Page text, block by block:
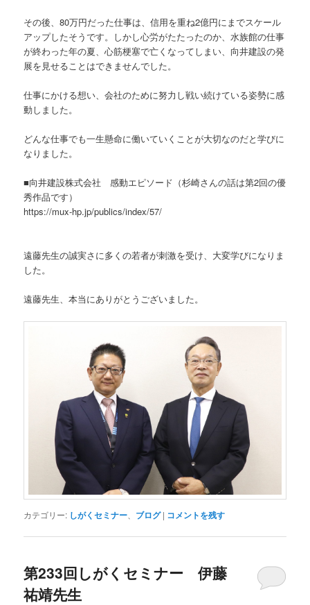
その後、80万円だった仕事は、信用を重ね2億円にまでスケール
アップしたそうです。しかし心労がたたったのか、水族館の仕事
が終わった年の夏、心筋梗塞で亡くなってしまい、向井建設の発
展を見せることはできませんでした。
仕事にかける想い、会社のために努力し戦い続けている姿勢に感
動しました。
どんな仕事でも一生懸命に働いていくことが大切なのだと学びに
なりました。
■向井建設株式会社 感動エピソード（杉崎さんの話は第2回の優
秀作品です）
https://mux-hp.jp/publics/index/57/
遠藤先生の誠実さに多くの若者が刺激を受け、大変学びになりま
した。
遠藤先生、本当にありがとうございました。
カテゴリー: しがくセミナー、 ブログ | コメントを残す
第233回しがくセミナー 伊藤
祐靖先生